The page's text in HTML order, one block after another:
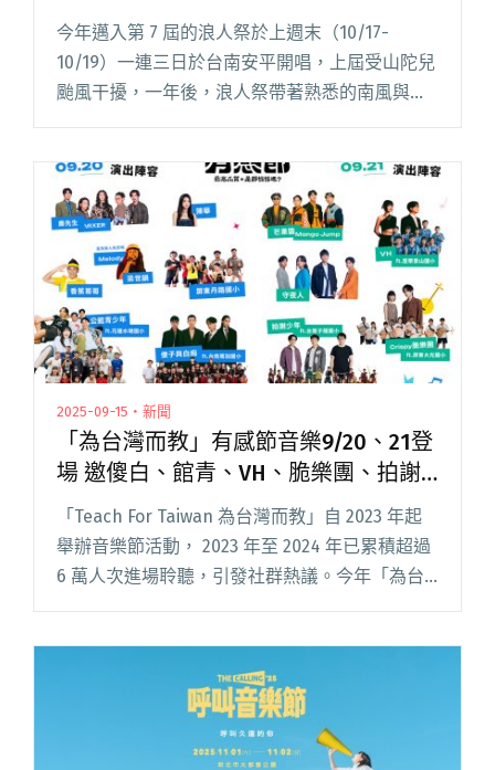
今年邁入第 7 屆的浪人祭於上週末（10/17-
10/19）一連三日於台南安平開唱，上屆受山陀兒
颱風干擾，一年後，浪人祭帶著熟悉的南風與炙
熱陽光歸來。三日皆萬里無雲，陽光滲進皮膚，
年，第三次踏上浪閱讀全文 "2025 浪人祭回顧：
讓偶然帶我遇見音樂最單純的樣子"
2025-09-15・新聞
「為台灣而教」有感節音樂9/20、21登
場 邀傻白、館青、VH、脆樂團、拍謝
少年與孩子們共演代表作！
「Teach For Taiwan 為台灣而教」自 2023 年起
舉辦音樂節活動， 2023 年至 2024 年已累積超過
6 萬人次進場聆聽，引發社群熱議。今年「為台
灣而教」有感節音樂活動，集結陳華、傻子與白
教」有感節音樂9/20、21登場 邀傻白、館青、
VH、脆樂團、拍謝少年與孩子們共演代表作！"